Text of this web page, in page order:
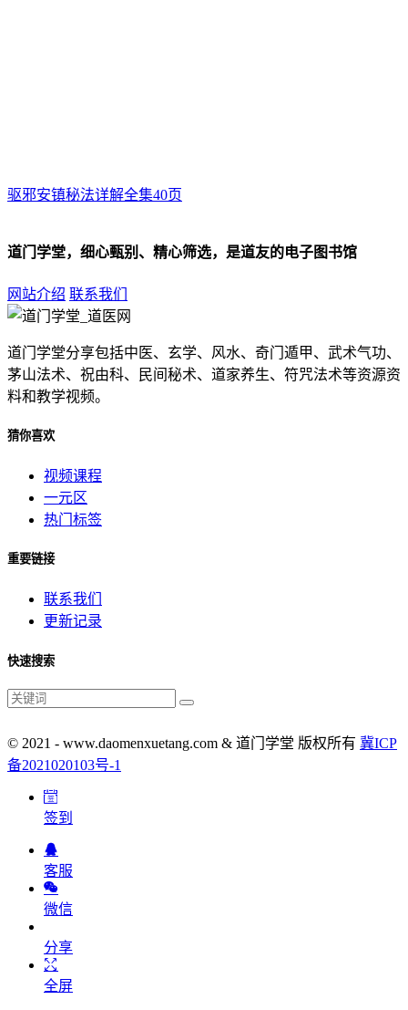
驱邪安镇秘法详解全集40页
道门学堂，细心甄别、精心筛选，是道友的电子图书馆
网站介绍 联系我们
道门学堂分享包括中医、玄学、风水、奇门遁甲、武术气功、
茅山法术、祝由科、民间秘术、道家养生、符咒法术等资源资
料和教学视频。
猜你喜欢
视频课程
一元区
热门标签
重要链接
联系我们
更新记录
快速搜索
© 2021 - www.daomenxuetang.com & 道门学堂 版权所有 冀ICP
备2021020103号-1
签到
客服
微信
分享
全屏